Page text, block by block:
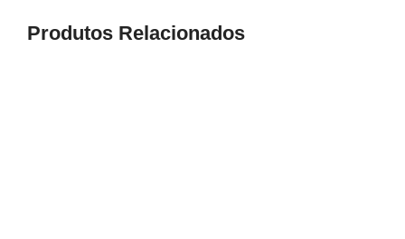
Produtos Relacionados